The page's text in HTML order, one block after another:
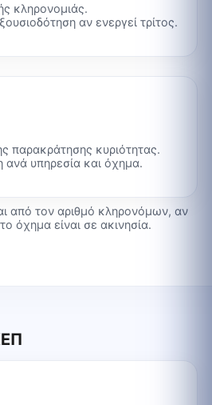
κληρονομιάς.
αν ενεργεί τρίτος.
παρακράτησης κυριότητας.
υπηρεσία και όχημα.
από τον αριθμό κληρονόμων, αν
όχημα είναι σε ακινησία.